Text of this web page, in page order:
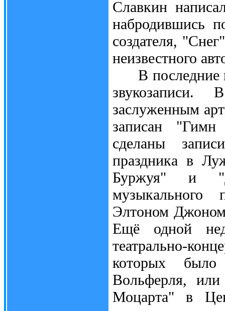
Славкин
набродившись
создателя,
неизвестного
В последние
заслуженным
записан
сделаны
праздника в
Буржуя" и
музыкального
Элтоном
Ещё одной
театрально-
которых было
Вольферля,
Моцарта" в